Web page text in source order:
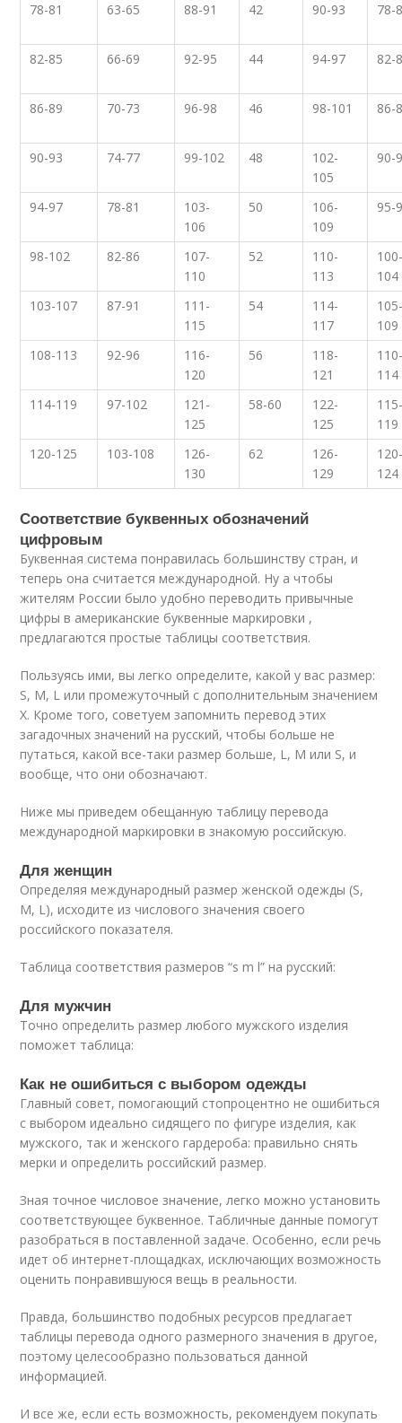
78-81 63-65 88-91 42 90-93 78-
82-85 66-69 92-95 44 94-97 82-
86-89 70-73 96-98 46 98-101 86-
90-93 74-77 99-102 48
102-
105
90-
94-97 78-81
103-
106
50
106-
109
95-
98-102 82-86
107-
110
52
110-
113
104
103-107
87-91
111-
115
54
114-
117
109
108-113
92-96
116-
120
56
118-
121
114
114-119
97-102
121-
125
58-60
122-
125
119
120-125
103-108
126-
130
62
126-
129
124
Соответствие буквенных обозначений
цифровым
Буквенная система понравилась большинству стран, и
теперь она считается международной. Ну а чтобы
жителям России было удобно переводить привычные
цифры в американские буквенные маркировки ,
предлагаются простые таблицы соответствия.
Пользуясь ими, вы легко определите, какой у вас размер:
S, M, L или промежуточный с дополнительным значением
X. Кроме того, советуем запомнить перевод этих
загадочных значений на русский, чтобы больше не
путаться, какой все-таки размер больше, L, M или S, и
вообще, что они обозначают.
Ниже мы приведем обещанную таблицу перевода
международной маркировки в знакомую российскую.
Для женщин
Определяя международный размер женской одежды (S,
M, L), исходите из числового значения своего
российского показателя.
Таблица соответствия размеров “s m l” на русский:
Для мужчин
Точно определить размер любого мужского изделия
поможет таблица:
Как не ошибиться с выбором одежды
Главный совет, помогающий стопроцентно не ошибиться
с выбором идеально сидящего по фигуре изделия, как
мужского, так и женского гардероба: правильно снять
мерки и определить российский размер.
Зная точное числовое значение, легко можно установить
соответствующее буквенное. Табличные данные помогут
разобраться в поставленной задаче. Особенно, если речь
идет об интернет-площадках, исключающих возможность
оценить понравившуюся вещь в реальности.
Правда, большинство подобных ресурсов предлагает
таблицы перевода одного размерного значения в другое,
поэтому целесообразно пользоваться данной
информацией.
И все же, если есть возможность, рекомендуем покупать